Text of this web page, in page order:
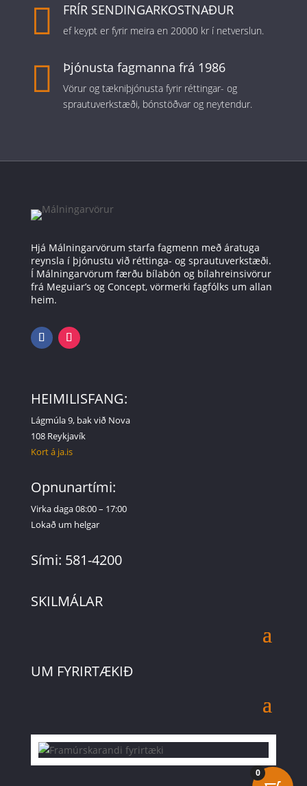
 FRÍR SENDINGARKOSTNAÐUR
ef keypt er fyrir meira en 20000 kr í netverslun.
 Þjónusta fagmanna frá 1986
Vörur og tækniþjónusta fyrir réttingar- og
sprautuverkstæði, bónstöðvar og neytendur.
Hjá Málningarvörum starfa fagmenn með áratuga
reynsla í þjónustu við réttinga- og sprautuverkstæði.
Í Málningarvörum færðu bílabón og bílahreinsivörur
frá Meguiar’s og Concept, vörmerki fagfólks um allan
heim.
HEIMILISFANG:
Lágmúla 9, bak við Nova
108 Reykjavík
Kort á ja.is
Opnunartími:
Virka daga 08:00 – 17:00
Lokað um helgar
Sími: 581-4200
SKILMÁLAR
UM FYRIRTÆKIÐ
0